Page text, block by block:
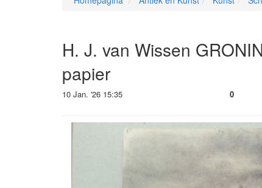
H. J. van Wissen
papier
10 Jan. '26 15:35 0